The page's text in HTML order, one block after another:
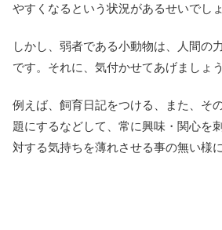
やすくなるという状況があるせいでしょ
しかし、弱者である小動物は、人間の
です。それに、気付かせてあげましょう
例えば、飼育日記をつける、また、そ
題にするなどして、常に興味・関心を
対する気持ちを薄れさせる事の無い様